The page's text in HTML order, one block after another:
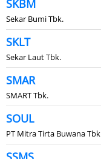
SKBM
Sekar Bumi Tbk.
SKLT
Sekar Laut Tbk.
SMAR
SMART Tbk.
SOUL
PT Mitra Tirta Buwana Tbk